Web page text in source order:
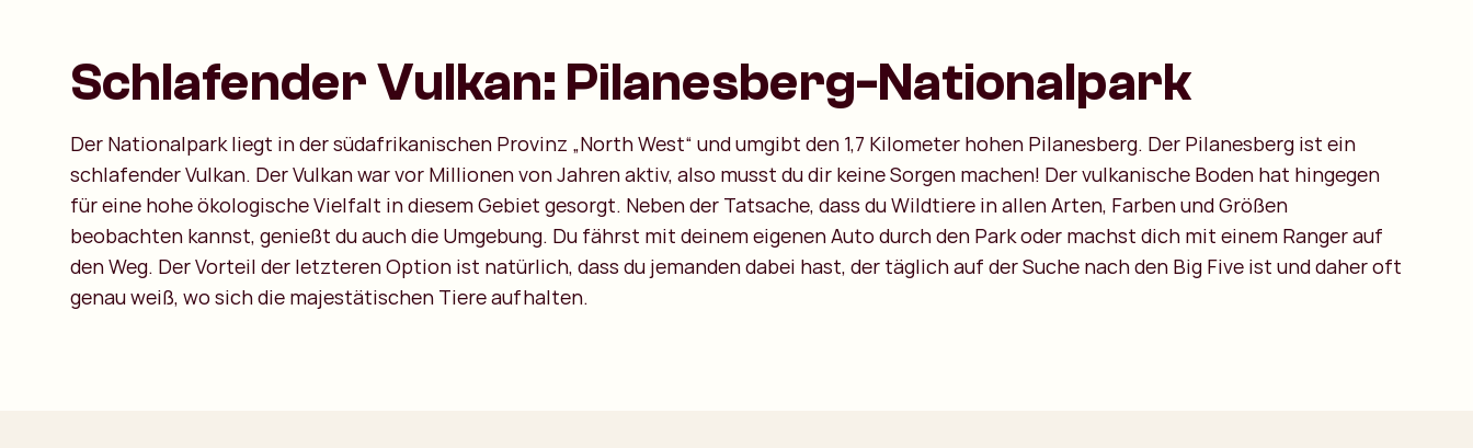
Schlafender Vulkan: Pilanesberg-Nationalpark
Der Nationalpark liegt in der südafrikanischen Provinz „North West“ und umgibt den 1,7 Kilometer hohen Pilanesberg. Der Pilanesberg ist ein
schlafender Vulkan. Der Vulkan war vor Millionen von Jahren aktiv, also musst du dir keine Sorgen machen! Der vulkanische Boden hat hingegen
für eine hohe ökologische Vielfalt in diesem Gebiet gesorgt. Neben der Tatsache, dass du Wildtiere in allen Arten, Farben und Größen
beobachten kannst, genießt du auch die Umgebung. Du fährst mit deinem eigenen Auto durch den Park oder machst dich mit einem Ranger auf
den Weg. Der Vorteil der letzteren Option ist natürlich, dass du jemanden dabei hast, der täglich auf der Suche nach den Big Five ist und daher oft
genau weiß, wo sich die majestätischen Tiere aufhalten.